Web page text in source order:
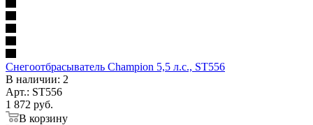
Снегоотбрасыватель Champion 5,5 л.с., ST556
В наличии: 2
Арт.: ST556
1 872 руб.
В корзину